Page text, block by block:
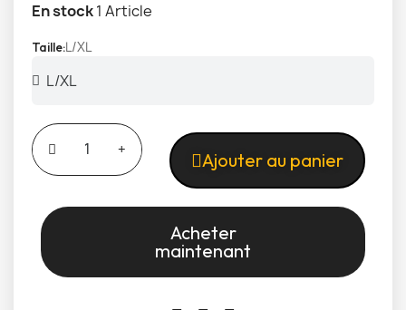
En stock1 Article
Taille L/XL
Ajouter au panier
Acheter
maintenant